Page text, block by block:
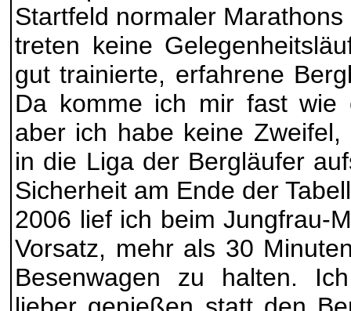
Startfeld normaler
treten keine
gut trainierte, erfahrene
Da komme ich mir fast wie
aber ich habe keine
in die Liga der Bergläufer
Sicherheit am Ende der
2006 lief ich beim Jungfrau-
Vorsatz, mehr als 30
Besenwagen zu halten.